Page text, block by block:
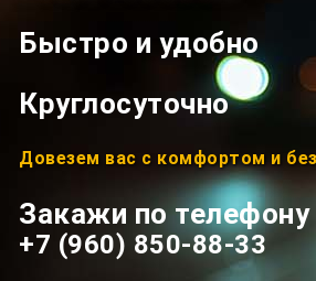
Быстро и удобно
Круглосуточно
Довезем вас с комфортом и
Закажи по телефону
+7 (960) 850-88-33